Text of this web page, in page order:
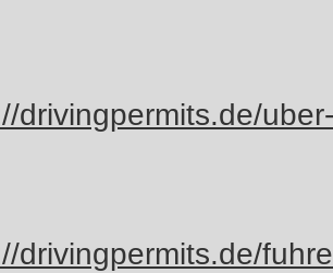
drivingpermits.de/
drivingpermits.de/